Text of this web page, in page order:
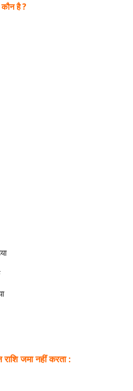
है ?
जमा नहीं करता :